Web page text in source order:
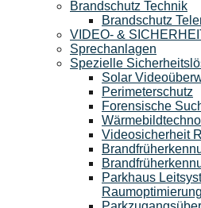
Brandschutz Technik
Brandschutz
VIDEO- &
Sprechanlagen
Spezielle
Solar
Perimeterschutz
Forensische
Videosicherheit
Parkhaus
Raumoptimierung